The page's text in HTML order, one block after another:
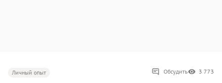
Личный опыт Обсудить 3 773